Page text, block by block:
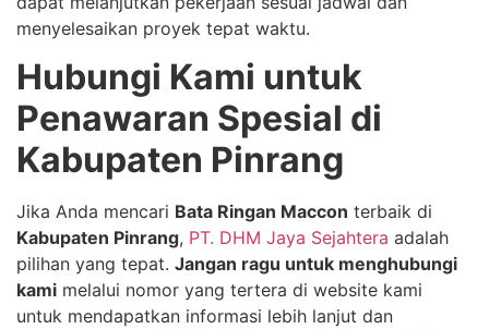
menyelesaikan proyek tepat waktu.
Hubungi Kami untuk
Penawaran Spesial di
Kabupaten Pinrang
Jika Anda mencari Bata Ringan Maccon terbaik di
Kabupaten Pinrang, PT. DHM Jaya Sejahtera adalah
pilihan yang tepat. Jangan ragu untuk menghubungi
kami melalui nomor yang tertera di website kami
untuk mendapatkan informasi lebih lanjut dan